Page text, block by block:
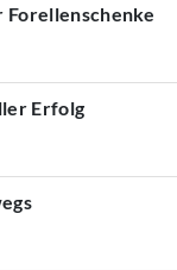
Forellenschenke
Erfolg